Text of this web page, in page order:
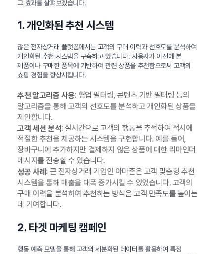
그 효과를 살펴보겠습니다.
1. 개인화된 추천 시스템
많은 전자상거래 플랫폼에서는 고객의 구매 이력과 선호도를 분석하여
개인화된 추천 시스템을 구축하고 있습니다. 사용자가 이전에 본
제품이나 구매한 품목에 기반하여 관련 상품을 추천함으로써 고객의
쇼핑 경험을 향상시킵니다.
추천 알고리즘 사용: 협업 필터링, 콘텐츠 기반 필터링 등의
알고리즘을 통해 고객의 선호도를 분석하고 개인화된 상품을
제안합니다.
고객 세션 분석: 실시간으로 고객의 행동을 추적하여 적시에
적절한 추천을 제공하는 시스템을 구현합니다. 예를 들어,
장바구니에 추가하지만 결제하지 않은 상품에 대한 리마인더
메시지를 전송할 수 있습니다.
성공 사례 : 큰 전자상거래 기업인 아마존은 고객 맞춤형 추천
시스템을 통해 매출을 대폭 증가시킬 수 있었습니다. 고객의
구매 이력을 분석하여 추천하는 방식은 고객 만족도를 높이는
데 기여합니다.
2. 타겟 마케팅 캠페인
행동 예측 모델을 통해 고객의 세분화된 데이터를 활용하여 특정